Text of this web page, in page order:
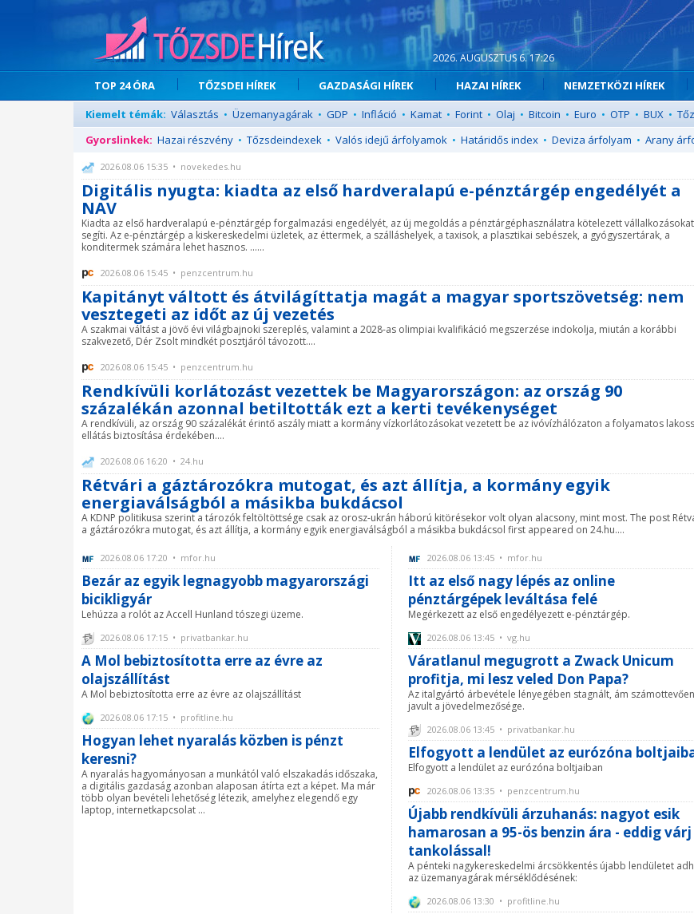
2026. AUGUSZTUS 6. 17:26
TOP 24 ÓRA TŐZSDEI HÍREK GAZDASÁGI HÍREK HAZAI HÍREK NEMZETKÖZI HÍREK
Kiemelt témák: Választás • Üzemanyagárak • GDP • Infláció • Kamat • Forint • Olaj • Bitcoin • Euro • OTP • BUX •
Gyorslinkek: Hazai részvény • Tőzsdeindexek • Valós idejű árfolyamok • Határidős index • Deviza árfolyam • Arany
2026.08.06 15:35 • novekedes.hu
Digitális nyugta: kiadta az első hardveralapú e-pénztárgép engedélyét a
NAV
Kiadta az első hardveralapú e-pénztárgép forgalmazási engedélyét, az új megoldás a pénztárgéphasználatra kötelezett vállalkozásokat
segíti. Az e-pénztárgép a kiskereskedelmi üzletek, az éttermek, a szálláshelyek, a taxisok, a plasztikai sebészek, a gyógyszertárak, a
konditermek számára lehet hasznos. ......
2026.08.06 15:45 • penzcentrum.hu
Kapitányt váltott és átvilágíttatja magát a magyar sportszövetség: nem
vesztegeti az időt az új vezetés
A szakmai váltást a jövő évi világbajnoki szereplés, valamint a 2028-as olimpiai kvalifikáció megszerzése indokolja, miután a korábbi
szakvezető, Dér Zsolt mindkét posztjáról távozott....
2026.08.06 15:45 • penzcentrum.hu
Rendkívüli korlátozást vezettek be Magyarországon: az ország 90
százalékán azonnal betiltották ezt a kerti tevékenységet
A rendkívüli, az ország 90 százalékát érintő aszály miatt a kormány vízkorlátozásokat vezetett be az ivóvízhálózaton a folyamatos
ellátás biztosítása érdekében....
2026.08.06 16:20 • 24.hu
Rétvári a gáztározókra mutogat, és azt állítja, a kormány egyik
energiaválságból a másikba bukdácsol
A KDNP politikusa szerint a tározók feltöltöttsége csak az orosz-ukrán háború kitörésekor volt olyan alacsony, mint most. The post
a gáztározókra mutogat, és azt állítja, a kormány egyik energiaválságból a másikba bukdácsol first appeared on 24.hu....
2026.08.06 17:20 • mfor.hu
Bezár az egyik legnagyobb magyarországi
bicikligyár
Lehúzza a rolót az Accell Hunland tószegi üzeme.
2026.08.06 17:15 • privatbankar.hu
A Mol bebiztosította erre az évre az
olajszállítást
A Mol bebiztosította erre az évre az olajszállítást
2026.08.06 17:15 • profitline.hu
Hogyan lehet nyaralás közben is pénzt
keresni?
A nyaralás hagyományosan a munkától való elszakadás időszaka,
a digitális gazdaság azonban alaposan átírta ezt a képet. Ma már
több olyan bevételi lehetőség létezik, amelyhez elegendő egy
laptop, internetkapcsolat ...
2026.08.06 13:45 • mfor.hu
Itt az első nagy lépés az online
pénztárgépek leváltása felé
Megérkezett az első engedélyezett e-pénztárgép.
2026.08.06 13:45 • vg.hu
Váratlanul megugrott a Zwack Unicum
profitja, mi lesz veled Don Papa?
Az italgyártó árbevétele lényegében stagnált, ám számottevően
javult a jövedelmezősége.
2026.08.06 13:45 • privatbankar.hu
Elfogyott a lendület az eurózóna
Elfogyott a lendület az eurózóna boltjaiban
2026.08.06 13:35 • penzcentrum.hu
Újabb rendkívüli árzuhanás: nagyot esik
hamarosan a 95-ös benzin ára - eddig várj
tankolással!
A pénteki nagykereskedelmi árcsökkentés újabb lendületet
az üzemanyagárak mérséklődésének:
2026.08.06 13:30 • profitline.hu